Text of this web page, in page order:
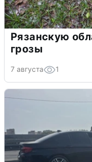
Рязанскую
грозы
7 августа 1